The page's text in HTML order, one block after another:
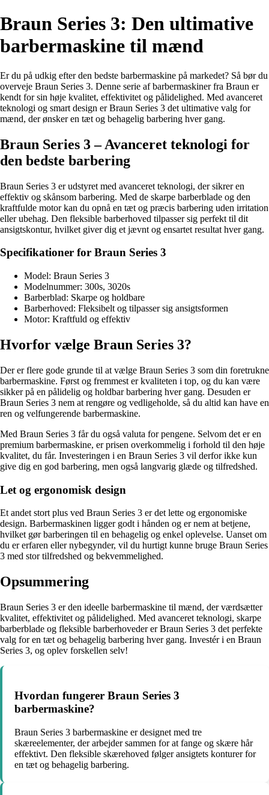
Braun Series 3: Den ultimative
barbermaskine til mænd
Er du på udkig efter den bedste barbermaskine på markedet? Så bør du
overveje Braun Series 3. Denne serie af barbermaskiner fra Braun er
kendt for sin høje kvalitet, effektivitet og pålidelighed. Med avanceret
teknologi og smart design er Braun Series 3 det ultimative valg for
mænd, der ønsker en tæt og behagelig barbering hver gang.
Braun Series 3 – Avanceret teknologi for
den bedste barbering
Braun Series 3 er udstyret med avanceret teknologi, der sikrer en
effektiv og skånsom barbering. Med de skarpe barberblade og den
kraftfulde motor kan du opnå en tæt og præcis barbering uden irritation
eller ubehag. Den fleksible barberhoved tilpasser sig perfekt til dit
ansigtskontur, hvilket giver dig et jævnt og ensartet resultat hver gang.
Specifikationer for Braun Series 3
Model: Braun Series 3
Modelnummer: 300s, 3020s
Barberblad: Skarpe og holdbare
Barberhoved: Fleksibelt og tilpasser sig ansigtsformen
Motor: Kraftfuld og effektiv
Hvorfor vælge Braun Series 3?
Der er flere gode grunde til at vælge Braun Series 3 som din foretrukne
barbermaskine. Først og fremmest er kvaliteten i top, og du kan være
sikker på en pålidelig og holdbar barbering hver gang. Desuden er
Braun Series 3 nem at rengøre og vedligeholde, så du altid kan have en
ren og velfungerende barbermaskine.
Med Braun Series 3 får du også valuta for pengene. Selvom det er en
premium barbermaskine, er prisen overkommelig i forhold til den høje
kvalitet, du får. Investeringen i en Braun Series 3 vil derfor ikke kun
give dig en god barbering, men også langvarig glæde og tilfredshed.
Let og ergonomisk design
Et andet stort plus ved Braun Series 3 er det lette og ergonomiske
design. Barbermaskinen ligger godt i hånden og er nem at betjene,
hvilket gør barberingen til en behagelig og enkel oplevelse. Uanset om
du er erfaren eller nybegynder, vil du hurtigt kunne bruge Braun Series
3 med stor tilfredshed og bekvemmelighed.
Opsummering
Braun Series 3 er den ideelle barbermaskine til mænd, der værdsætter
kvalitet, effektivitet og pålidelighed. Med avanceret teknologi, skarpe
barberblade og fleksible barberhoveder er Braun Series 3 det perfekte
valg for en tæt og behagelig barbering hver gang. Investér i en Braun
Series 3, og oplev forskellen selv!
Hvordan fungerer Braun Series 3
barbermaskine?
Braun Series 3 barbermaskine er designet med tre
skæreelementer, der arbejder sammen for at fange og skære hår
effektivt. Den fleksible skærehoved følger ansigtets konturer for
en tæt og behagelig barbering.